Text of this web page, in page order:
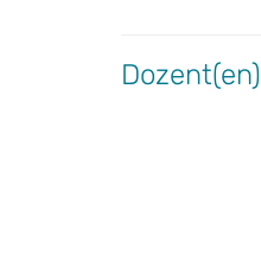
Dozent(en)